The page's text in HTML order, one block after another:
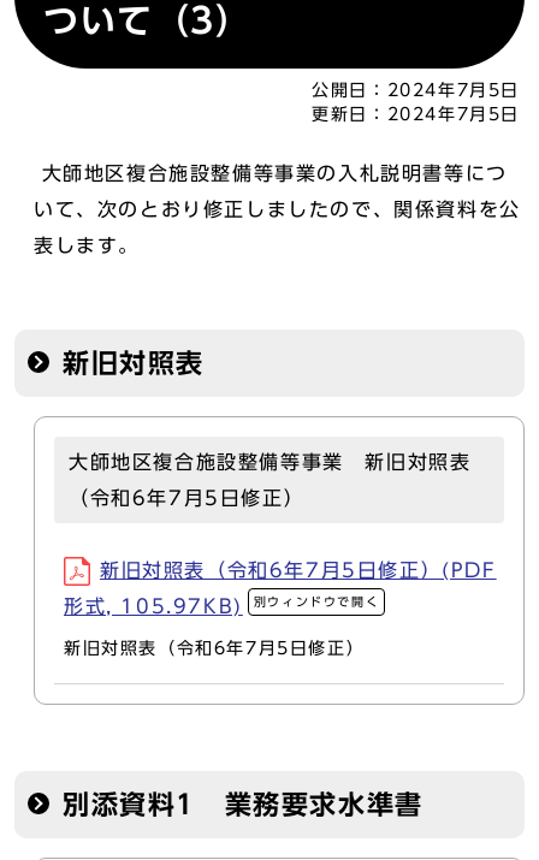
ついて（3）
公開日：
2024年7月5日
更新日：
2024年7月5日
大師地区複合施設整備等事業の入札説明書等につ
いて、次のとおり修正しましたので、関係資料を公
表します。
新旧対照表
大師地区複合施設整備等事業 新旧対照表
（令和6年7月5日修正）
新旧対照表（令和6年7月5日修正）(PDF
形式, 105.97KB)
別ウィンドウで開く
新旧対照表（令和6年7月5日修正）
別添資料1 業務要求水準書